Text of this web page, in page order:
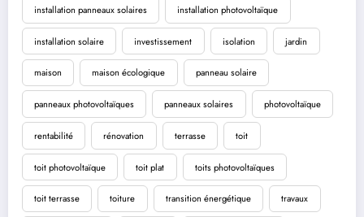
installation panneaux solaires installation photovoltaïque
installation solaire investissement isolation jardin
maison maison écologique panneau solaire
panneaux photovoltaïques panneaux solaires photovoltaïque
rentabilité rénovation terrasse toit
toit photovoltaïque toit plat toits photovoltaïques
toit terrasse toiture transition énergétique travaux